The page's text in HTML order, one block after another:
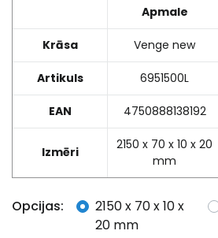
Apmale
Krāsa Venge new
Artikuls 6951500L
EAN 4750888138192
Izmēri
2150 x 70 x 10 x 20
mm
Opcijas:
2150 x 70 x 10 x
20 mm